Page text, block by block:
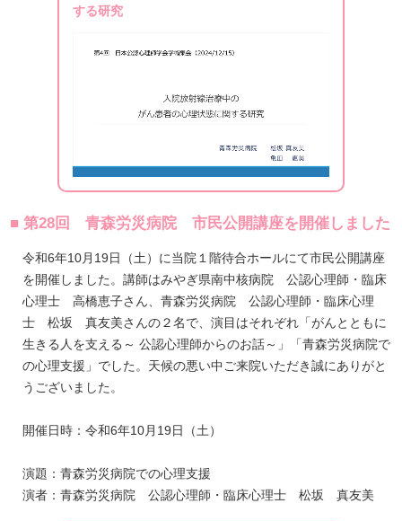
する研究
■ 第28回 青森労災病院 市民公開講座を開催しました
令和6年10月19日（土）に当院１階待合ホールにて市民公開講座
を開催しました。講師はみやぎ県南中核病院 公認心理師・臨床
心理士 高橋恵子さん、青森労災病院 公認心理師・臨床心理
士 松坂 真友美さんの２名で、演目はそれぞれ「がんとともに
生きる人を支える～ 公認心理師からのお話～」「青森労災病院で
の心理支援」でした。天候の悪い中ご来院いただき誠にありがと
うございました。
開催日時：令和6年10月19日（土）
演題：青森労災病院での心理支援
演者：青森労災病院 公認心理師・臨床心理士 松坂 真友美